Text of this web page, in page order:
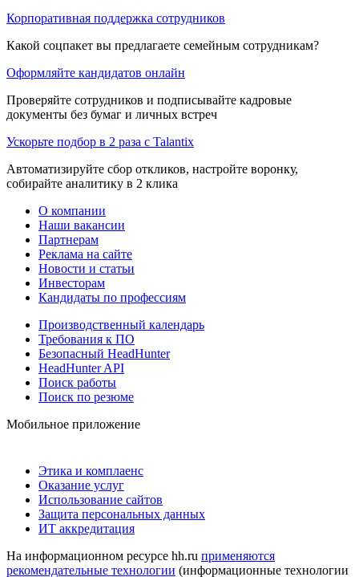
Корпоративная поддержка сотрудников
Какой соцпакет вы предлагаете семейным сотрудникам?
Оформляйте кандидатов онлайн
Проверяйте сотрудников и подписывайте кадровые
документы без бумаг и личных встреч
Ускорьте подбор в 2 раза с Talantix
Автоматизируйте сбор откликов, настройте воронку,
собирайте аналитику в 2 клика
О компании
Наши вакансии
Партнерам
Реклама на сайте
Новости и статьи
Инвесторам
Кандидаты по профессиям
Производственный календарь
Требования к ПО
Безопасный HeadHunter
HeadHunter API
Поиск работы
Поиск по резюме
Мобильное приложение
Этика и комплаенс
Оказание услуг
Использование сайтов
Защита персональных данных
ИТ аккредитация
На информационном ресурсе hh.ru применяются
рекомендательные технологии (информационные технологии